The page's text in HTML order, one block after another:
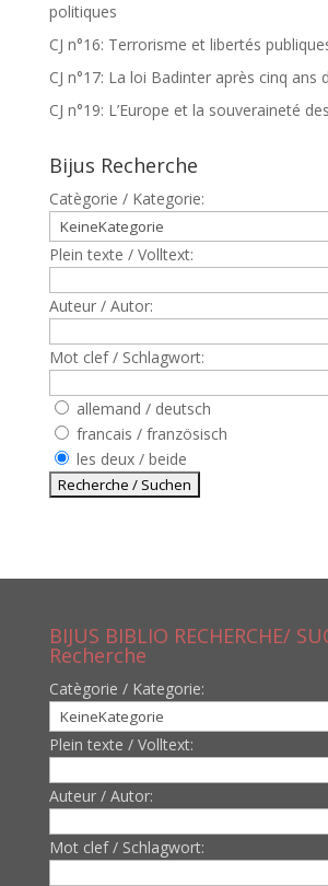
politiques
CJ n°16: Terrorisme et libertés
CJ n°17: La loi Badinter après cinq ans
CJ n°19: L’Europe et la souveraineté
Bijus Recherche
Catègorie / Kategorie:
Plein texte / Volltext:
Auteur / Autor:
Mot clef / Schlagwort:
allemand / deutsch
francais / französisch
les deux / beide
BIJUS BIBLIO RECHERCHE/
Recherche
Catègorie / Kategorie:
Plein texte / Volltext:
Auteur / Autor:
Mot clef / Schlagwort: